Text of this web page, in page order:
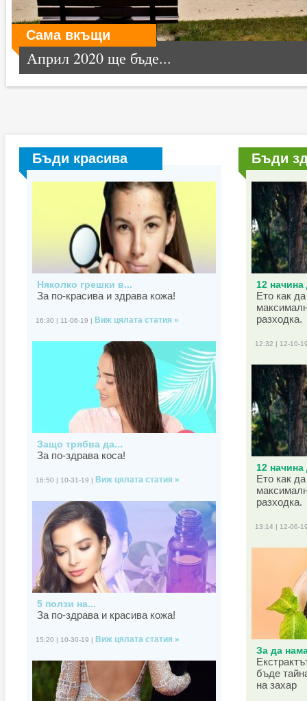
Сама вкъщи
Април 2020 ще бъде...
Бъди красива
Няколко грешки в...
За по-красива и здрава кожа!
16:30 | 11-06-19 | Виж цялата статия »
Защо трябва да...
За по-здрава коса!
16:50 | 10-31-19 | Виж цялата статия »
5 ползи на...
За по-здрава и красива кожа!
15:20 | 10-30-19 | Виж цялата статия »
Бъди
12 начина
Ето как
разходка.
12:32 | 12-10-
12 начина
Ето как
разходка.
13:14 | 12-06-
За да
бъде
на захар